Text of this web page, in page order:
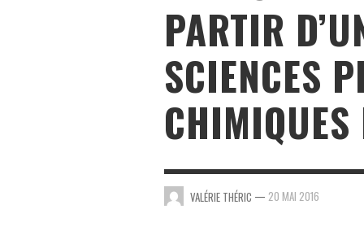
PARTIR
SCIENCES
CHIMIQUES
VALÉRIE THÉRIC — 20 MAI 2016